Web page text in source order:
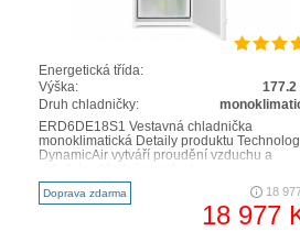
Energetická třída:
Výška:
177.2
Druh chladničky:
ERD6DE18S1 Vestavná chladnička
monoklimatická Detaily produktu
DynamicAir vytváří proudění vzduchu a
Doprava zdarma 18
18 977